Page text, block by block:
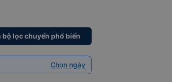
bộ lọc chuyến phổ biến
Chọn ngày